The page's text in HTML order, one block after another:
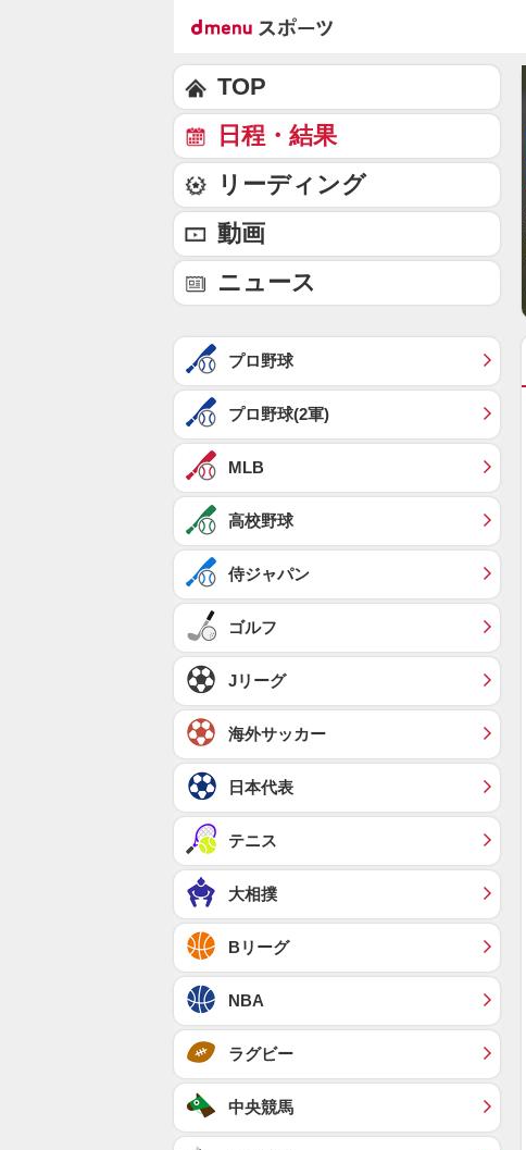
TOP
日程・結果
リーディング
動画
ニュース
プロ野球
プロ野球(2軍)
MLB
高校野球
侍ジャパン
ゴルフ
Jリーグ
海外サッカー
日本代表
テニス
大相撲
Bリーグ
NBA
ラグビー
中央競馬